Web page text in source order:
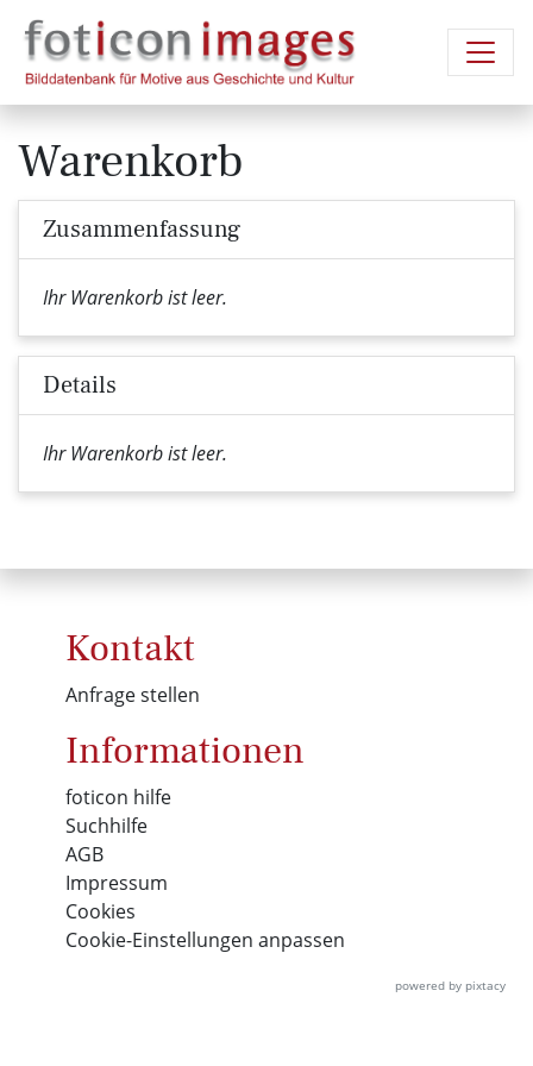
Warenkorb
Zusammenfassung
Ihr Warenkorb ist leer.
Details
Ihr Warenkorb ist leer.
Kontakt
Anfrage stellen
Informationen
foticon hilfe
Suchhilfe
AGB
Impressum
Cookies
Cookie-Einstellungen anpassen
powered by pixtacy